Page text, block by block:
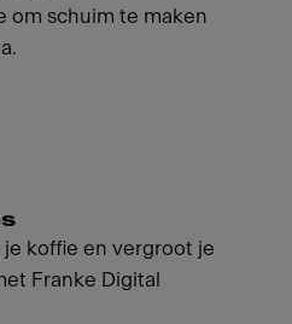
om schuim te maken
koffie en vergroot je
Franke Digital